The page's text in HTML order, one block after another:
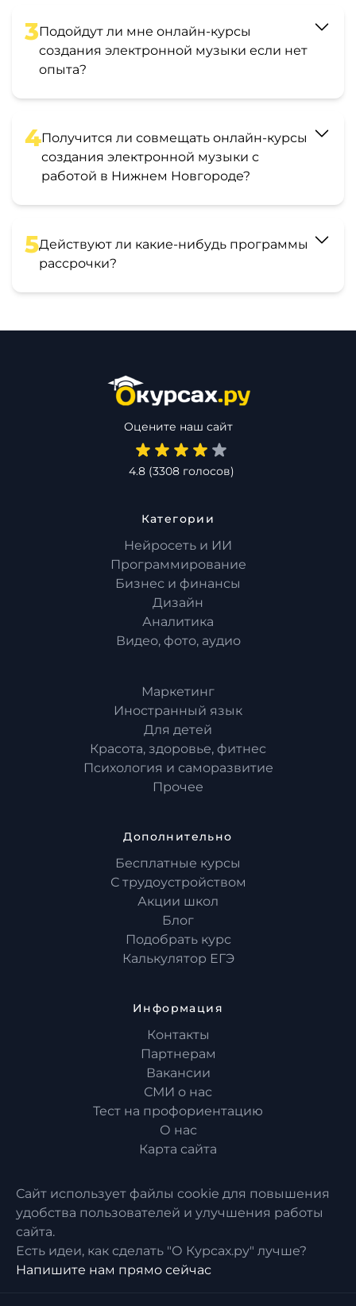
3Подойдут ли мне онлайн-курсы
создания электронной музыки если нет
опыта?
4Получится ли совмещать онлайн-курсы
создания электронной музыки с
работой в Нижнем Новгороде?
5Действуют ли какие-нибудь программы
рассрочки?
Оцените наш сайт
4.8(3308голосов)
Категории
Нейросеть и ИИ
Программирование
Бизнес и финансы
Дизайн
Аналитика
Видео, фото, аудио
Маркетинг
Иностранный язык
Для детей
Красота, здоровье, фитнес
Психология и саморазвитие
Прочее
Дополнительно
Бесплатные курсы
С трудоустройством
Акции школ
Блог
Подобрать курс
Калькулятор ЕГЭ
Информация
Контакты
Партнерам
Вакансии
СМИ о нас
Тест на профориентацию
О нас
Карта сайта
Сайт использует файлы cookie для повышения
удобства пользователей и улучшения работы
сайта.
Есть идеи, как сделать "О Курсах.ру" лучше?
Напишите нам прямо сейчас